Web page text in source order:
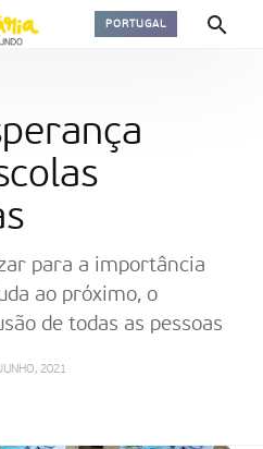
PORTUGAL
para a importância
ao próximo, o
de todas as pessoas
2021